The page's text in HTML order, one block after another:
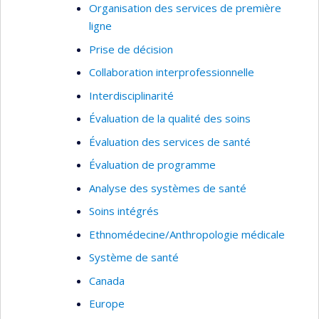
Renforcer les structures et politiques
travaux du deuxième axe, cet axe étudie
les stratégies pour renforcer l’utilisation et
la pérennisation des pratiques d’évaluation
dans les organisations de santé. Il explore
notamment le potentiel de l’intelligence
artificielle comme outil facilitateur, tout en
considérant ses limites et implications
éthiques.
Organisation des services de première
ligne
Prise de décision
Collaboration interprofessionnelle
Interdisciplinarité
Évaluation de la qualité des soins
Évaluation des services de santé
Évaluation de programme
Analyse des systèmes de santé
Soins intégrés
Ethnomédecine/Anthropologie médicale
Système de santé
Canada
Europe